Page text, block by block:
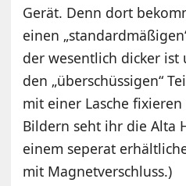
Gerät. Denn dort
einen
der wesentlich dicker ist
den „überschüssigen“
mit einer Lasche fixieren
Bildern seht ihr die Alta
einem seperat
mit Magnetverschluss.)